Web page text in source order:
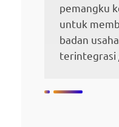
pemangku
untuk
badan
terintegrasi